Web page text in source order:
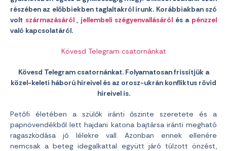
részében az előbbiekben taglaltakról írunk. Korábbiakban szó
volt származásáról jellembeli szégyenvallásáról és a pénzzel
való kapcsolatáról.
Kövesd Telegram csatornánkat
Kövesd Telegram csatornánkat. Folyamatosan frissítjük a
közel-keleti háború híreivel és az orosz-ukrán konfliktus rövid
híreivel is.
Petőfi életében a szülők iránti őszinte szeretete és a
papnövendékből lett hajdani katona bajtársa iránti megható
ragaszkodása jó lélekre vall. Azonban ennek ellenére
nemcsak a beteg idegalkattal együtt járó túlzott önzést,